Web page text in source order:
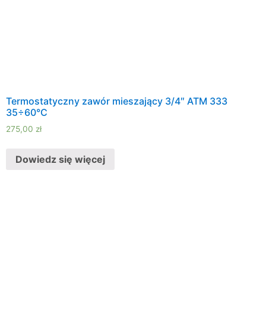
Termostatyczny zawór mieszający 3/4″ ATM 333
35÷60°C
275,00 zł
Dowiedz się więcej